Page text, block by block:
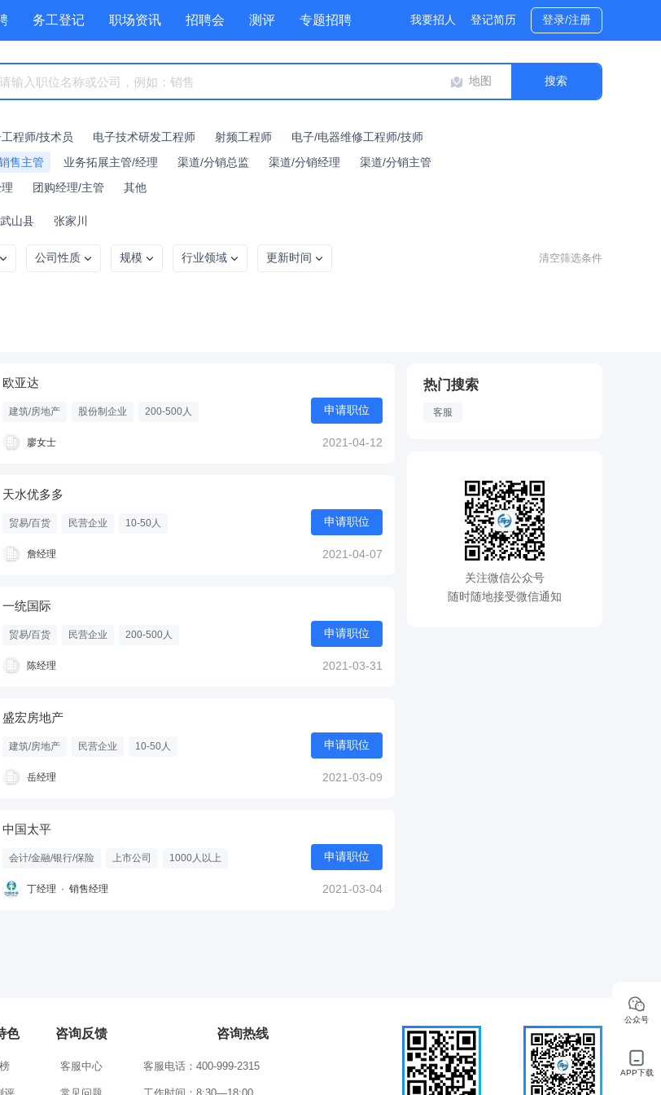
务工登记 职场资讯 招聘会 测评 专题招聘 我要招人 登记简历 登录/注册
地图
程师/技术员 电子技术研发工程师 射频工程师
电子/电器维修工程师/技师
售主管 业务拓展主管/经理 渠道/分销总监 渠道/分销经理
渠道/分销主管
团购经理/主管 其他
武山县 张家川
公司性质 规模 行业领域 更新时间 清空筛选条件
欧亚达
建筑/房地产 股份制企业 200-500人 申请职位
廖女士 2021-04-12
天水优多多
贸易/百货 民营企业 10-50人 申请职位
詹经理 2021-04-07
一统国际
贸易/百货 民营企业 200-500人 申请职位
陈经理 2021-03-31
盛宏房地产
建筑/房地产 民营企业 10-50人 申请职位
岳经理 2021-03-09
中国太平
会计/金融/银行/保险 上市公司 1000人以上 申请职位
丁经理 · 销售经理 2021-03-04
热门搜索
客服
关注微信公众号
随时随地接受微信通知
色 咨询反馈
客服中心
咨询热线
客服电话：400-999-2315
公众号
APP下载